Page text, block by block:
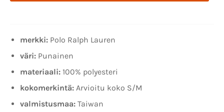
merkki: Polo Ralph Lauren
väri: Punainen
materiaali: 100% polyesteri
kokomerkintä: Arvioitu koko S/M
valmistusmaa: Taiwan